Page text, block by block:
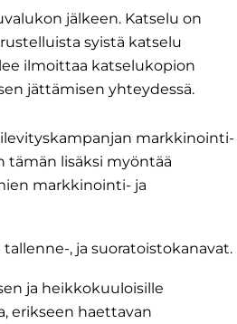
jälkeen. Katselu on
syistä katselu
ilmoittaa katselukopion
jättämisen yhteydessä.
markkinointi-
tämän lisäksi myöntää
markkinointi- ja
, ja suoratoistokanavat.
ja heikkokuuloisille
erikseen haettavan